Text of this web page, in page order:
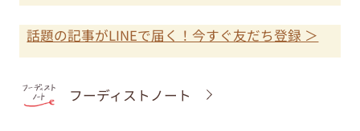
話題の記事がLINEで届く！今すぐ友だち登録 ＞
フーディストノート